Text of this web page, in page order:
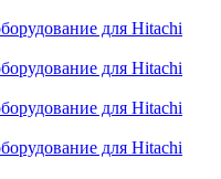
для Hitachi
для Hitachi
для Hitachi
для Hitachi